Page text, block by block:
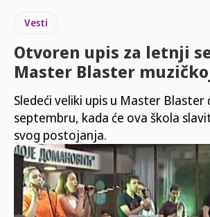
Vesti
Otvoren upis za letnji
Master Blaster
Sledeći veliki upis u Master Blaster
septembru, kada će ova škola
svog postojanja.